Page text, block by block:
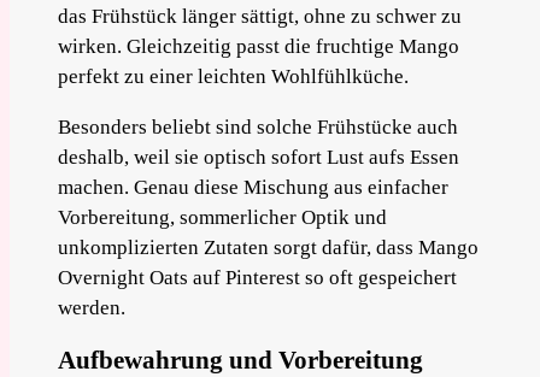
das Frühstück länger sättigt, ohne zu schwer zu
wirken. Gleichzeitig passt die fruchtige Mango
perfekt zu einer leichten Wohlfühlküche.
Besonders beliebt sind solche Frühstücke auch
deshalb, weil sie optisch sofort Lust aufs Essen
machen. Genau diese Mischung aus einfacher
Vorbereitung, sommerlicher Optik und
unkomplizierten Zutaten sorgt dafür, dass Mango
Overnight Oats auf Pinterest so oft gespeichert
werden.
Aufbewahrung und Vorbereitung